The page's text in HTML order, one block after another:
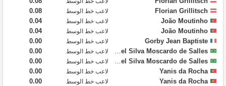
Florian Grillitsch
لاعب خط الوسط
0.08
João Moutinho
لاعب خط الوسط
0.04
João Moutinho
لاعب خط الوسط
0.04
Gorby Jean Baptiste
لاعب خط الوسط
0.00
Gabriel Silva Moscardo de Salles
لاعب خط الوسط
0.00
Gabriel Silva Moscardo de Salles
لاعب خط الوسط
0.00
Yanis da Rocha
لاعب خط الوسط
0.00
Yanis da Rocha
لاعب خط الوسط
0.00